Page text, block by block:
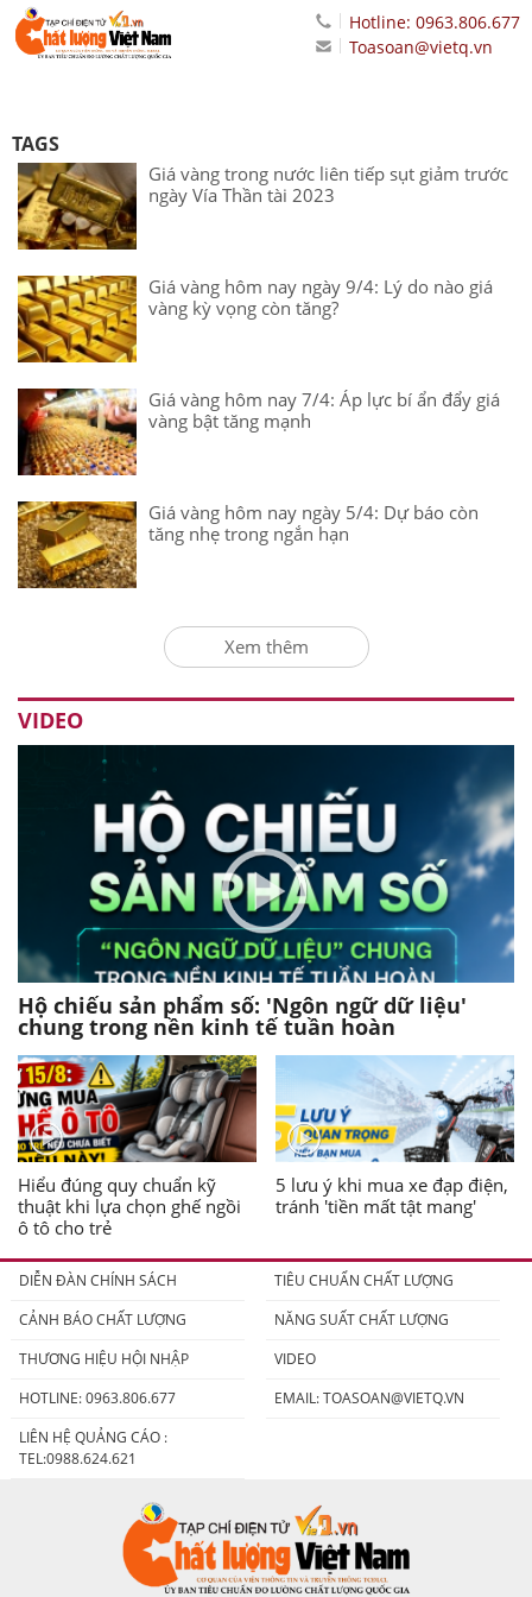
Hotline: 0963.806.677
Toasoan@vietq.vn
TAGS
Giá vàng trong nước liên tiếp sụt giảm trước
ngày Vía Thần tài 2023
Giá vàng hôm nay ngày 9/4: Lý do nào giá
vàng kỳ vọng còn tăng?
Giá vàng hôm nay 7/4: Áp lực bí ẩn đẩy giá
vàng bật tăng mạnh
Giá vàng hôm nay ngày 5/4: Dự báo còn
tăng nhẹ trong ngắn hạn
Xem thêm
VIDEO
Hộ chiếu sản phẩm số: 'Ngôn ngữ dữ liệu'
chung trong nền kinh tế tuần hoàn
Hiểu đúng quy chuẩn kỹ
thuật khi lựa chọn ghế ngồi
ô tô cho trẻ
5 lưu ý khi mua xe đạp điện,
tránh 'tiền mất tật mang'
DIỄN ĐÀN CHÍNH SÁCH
TIÊU CHUẨN CHẤT LƯỢNG
CẢNH BÁO CHẤT LƯỢNG
NĂNG SUẤT CHẤT LƯỢNG
THƯƠNG HIỆU HỘI NHẬP
VIDEO
HOTLINE: 0963.806.677
EMAIL:TOASOAN@VIETQ.VN
LIÊN HỆ QUẢNG CÁO :
TEL:0988.624.621